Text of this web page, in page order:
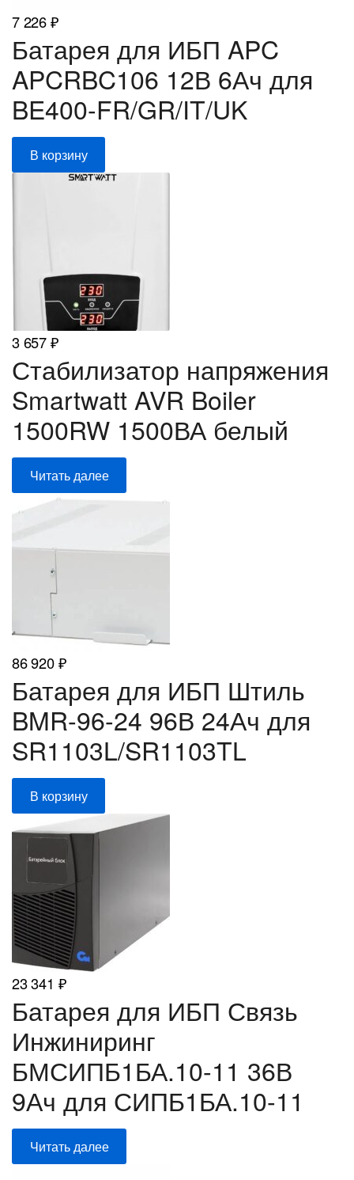
7 226₽
Батарея для ИБП APC
APCRBC106 12В 6Ач для
BE400-FR/GR/IT/UK
В корзину
3 657₽
Стабилизатор напряжения
Smartwatt AVR Boiler
1500RW 1500ВА белый
Читать далее
86 920₽
Батарея для ИБП Штиль
BMR-96-24 96В 24Ач для
SR1103L/SR1103TL
В корзину
23 341 ₽
Батарея для ИБП Связь
Инжиниринг
БМСИПБ1БА.10-11 36В
9Ач для СИПБ1БА.10-11
Читать далее